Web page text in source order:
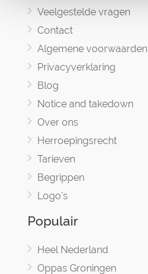
Veelgestelde vragen
Contact
Algemene voorwaarden
Privacyverklaring
Blog
Notice and takedown
Over ons
Herroepingsrecht
Tarieven
Begrippen
Logo's
Populair
Heel Nederland
Oppas Groningen